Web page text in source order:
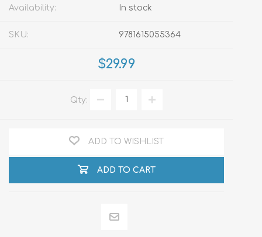
Availability: In stock
SKU: 9781615055364
$29.99
Qty:
ADD TO WISHLIST
ADD TO CART